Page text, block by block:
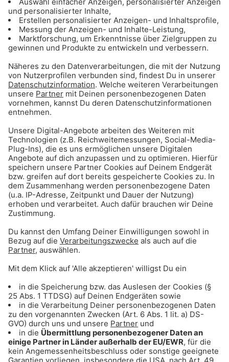
Gong 96.3 Weihnachtshits
Die schönsten Weihnachtslieder in einer
Playlist
Gong 96.3 Alpenparty
Gong 96.3 Oldies